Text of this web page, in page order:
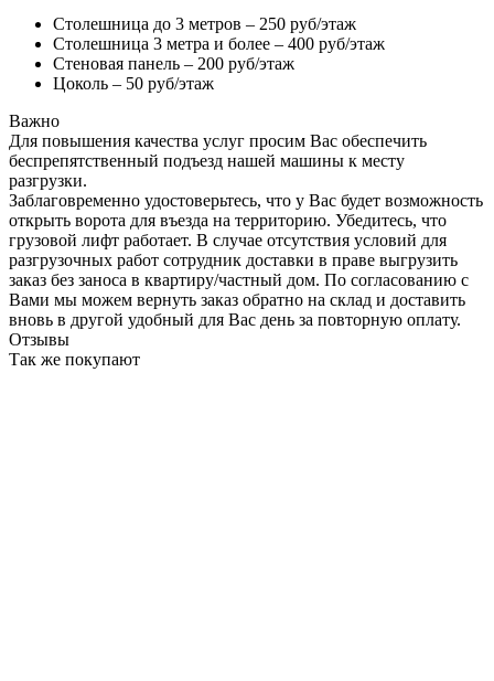
Столешница до 3 метров – 250 руб/этаж
Столешница 3 метра и более – 400 руб/этаж
Стеновая панель – 200 руб/этаж
Цоколь – 50 руб/этаж
Важно
Для повышения качества услуг просим Вас обеспечить
беспрепятственный подъезд нашей машины к месту
разгрузки.
Заблаговременно удостоверьтесь, что у Вас будет возможность
открыть ворота для въезда на территорию. Убедитесь, что
грузовой лифт работает. В случае отсутствия условий для
разгрузочных работ сотрудник доставки в праве выгрузить
заказ без заноса в квартиру/частный дом. По согласованию с
Вами мы можем вернуть заказ обратно на склад и доставить
вновь в другой удобный для Вас день за повторную оплату.
Отзывы
Так же покупают